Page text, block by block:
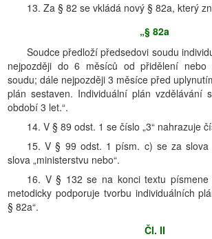
13. Za § 82 se vkládá nový § 82a, který
„§ 82a
Soudce předloží předsedovi soudu
nejpozději do 6 měsíců od přidělení nebo
soudu; dále nejpozději 3 měsíce před
plán sestaven. Individuální plán vzdělávání
období 3 let.“.
14. V § 89 odst. 1 se číslo „3“ nahrazuje
15. V § 99 odst. 1 písm. c) se za slova
slova „ministerstvu nebo“.
16. V § 132 se na konci textu písmene
metodicky podporuje tvorbu individuálních
§ 82a“.
Čl. II